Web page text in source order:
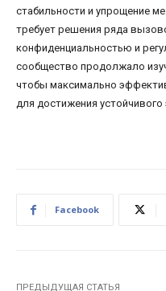
стабильности и упрощение
требует решения ряда
конфиденциальностью и
сообщество продолжало
чтобы максимально
для достижения
Facebook
ПРЕДЫДУЩАЯ СТАТЬЯ